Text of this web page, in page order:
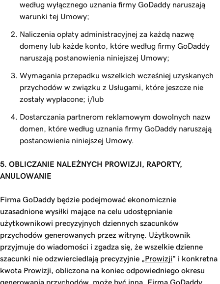
według wyłącznego uznania firmy GoDaddy naruszają
warunki tej Umowy;
Naliczenia opłaty administracyjnej za każdą nazwę
domeny lub każde konto, które według firmy GoDaddy
naruszają postanowienia niniejszej Umowy;
Wymagania przepadku wszelkich wcześniej uzyskanych
przychodów w związku z Usługami, które jeszcze nie
zostały wypłacone; i/lub
Dostarczania partnerom reklamowym dowolnych nazw
domen, które według uznania firmy GoDaddy naruszają
postanowienia niniejszej Umowy.
5. OBLICZANIE NALEŻNYCH PROWIZJI, RAPORTY,
ANULOWANIE
Firma GoDaddy będzie podejmować ekonomicznie
uzasadnione wysiłki mające na celu udostępnianie
użytkownikowi precyzyjnych dziennych szacunków
przychodów generowanych przez witrynę. Użytkownik
przyjmuje do wiadomości i zgadza się, że wszelkie dzienne
szacunki nie odzwierciedlają precyzyjnie „ Prowizji” i konkretna
kwota Prowizji, obliczona na koniec odpowiedniego okresu
generowania przychodów, może być inna. Firma GoDaddy